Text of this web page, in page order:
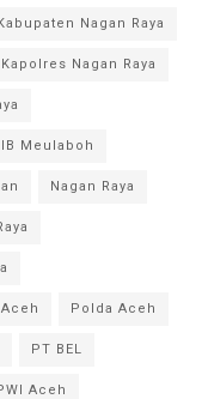
Nagan Raya
Kapolres Nagan Raya
Meulaboh
Nagan Raya
Polda Aceh
PT BEL
Aceh